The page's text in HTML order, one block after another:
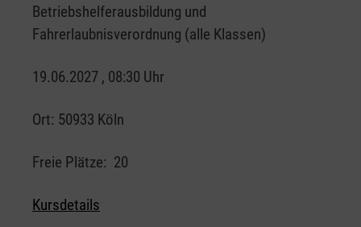
Betriebshelferausbildung und
Fahrerlaubnisverordnung (alle Klassen)
19.06.2027 , 08:30 Uhr
Ort: 50933 Köln
Freie Plätze: 20
Kursdetails